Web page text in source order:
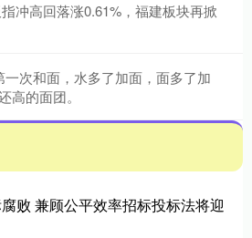
冲高回落涨0.61%，福建板块再掀
次和面，水多了加面，面多了加
高的面团。
败 兼顾公平效率招标投标法将迎